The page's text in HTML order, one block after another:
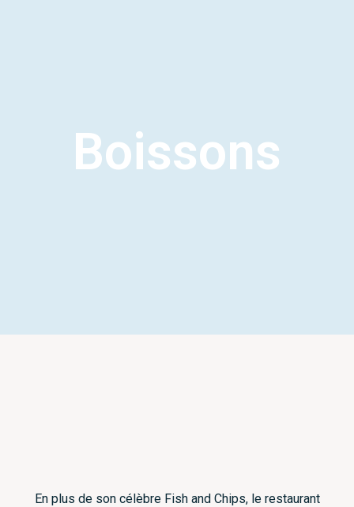
Boissons
En plus de son célèbre Fish and Chips, le restaurant